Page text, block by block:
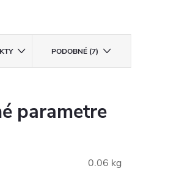
PODOBNÉ (7)
parametre
0.06 kg